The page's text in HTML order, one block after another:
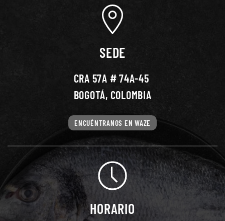
SEDE
CRA 57A # 74A-45
BOGOTÁ, COLOMBIA
ENCUÉNTRANOS EN WAZE
HORARIO